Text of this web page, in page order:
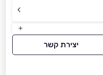
יצירת קשר